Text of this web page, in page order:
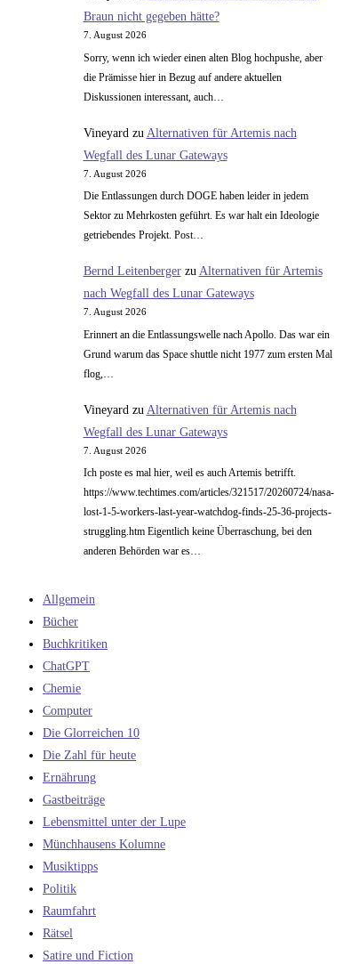
Braun nicht gegeben hätte?
7. August 2026
Sorry, wenn ich wieder einen alten Blog hochpushe, aber
die Prämisse hier in Bezug auf andere aktuellen
Diskussionen interessant, auch…
Vineyard zu Alternativen für Artemis nach
Wegfall des Lunar Gateways
7. August 2026
Die Entlassungen durch DOGE haben leider in jedem
Sektor zu Mehrkosten geführt. Es war halt ein Ideologie
getriebendes Projekt. Post…
Bernd Leitenbergerzu Alternativen für Artemis
nach Wegfall des Lunar Gateways
7. August 2026
Erinnert an die Entlassungswelle nach Apollo. Das war ein
Grund warum das Space shuttle nicht 1977 zum ersten Mal
flog,…
Vineyard zu Alternativen für Artemis nach
Wegfall des Lunar Gateways
7. August 2026
Ich poste es mal hier, weil es auch Artemis betrifft.
https://www.techtimes.com/articles/321517/20260724/nasa-
lost-1-5-workers-last-year-watchdog-finds-25-36-projects-
struggling.htm Eigentlich keine Überraschung, bei den
anderen Behörden war es…
Allgemein
Bücher
Buchkritiken
ChatGPT
Chemie
Computer
Die Glorreichen 10
Die Zahl für heute
Ernährung
Gastbeiträge
Lebensmittel unter der Lupe
Münchhausens Kolumne
Musiktipps
Politik
Raumfahrt
Rätsel
Satire und Fiction